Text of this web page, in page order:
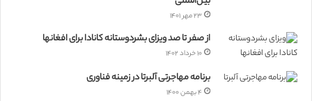
۲۳ مهر ۱۴۰۱
از صفر تا صد ویزای بشردوستانه کانادا برای افغانها
۱۰ خرداد ۱۴۰۲
برنامه مهاجرتی آلبرتا در زمینه فناوری
۴ بهمن ۱۴۰۰